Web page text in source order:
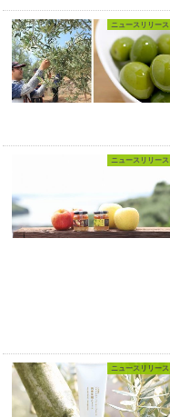
ニュースリリース
ニュースリリース
ニュースリリース